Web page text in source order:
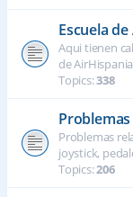
Escuela
Aqui tienen
de AirHispania
Topics:338
Problemas
joystick,
Topics:206